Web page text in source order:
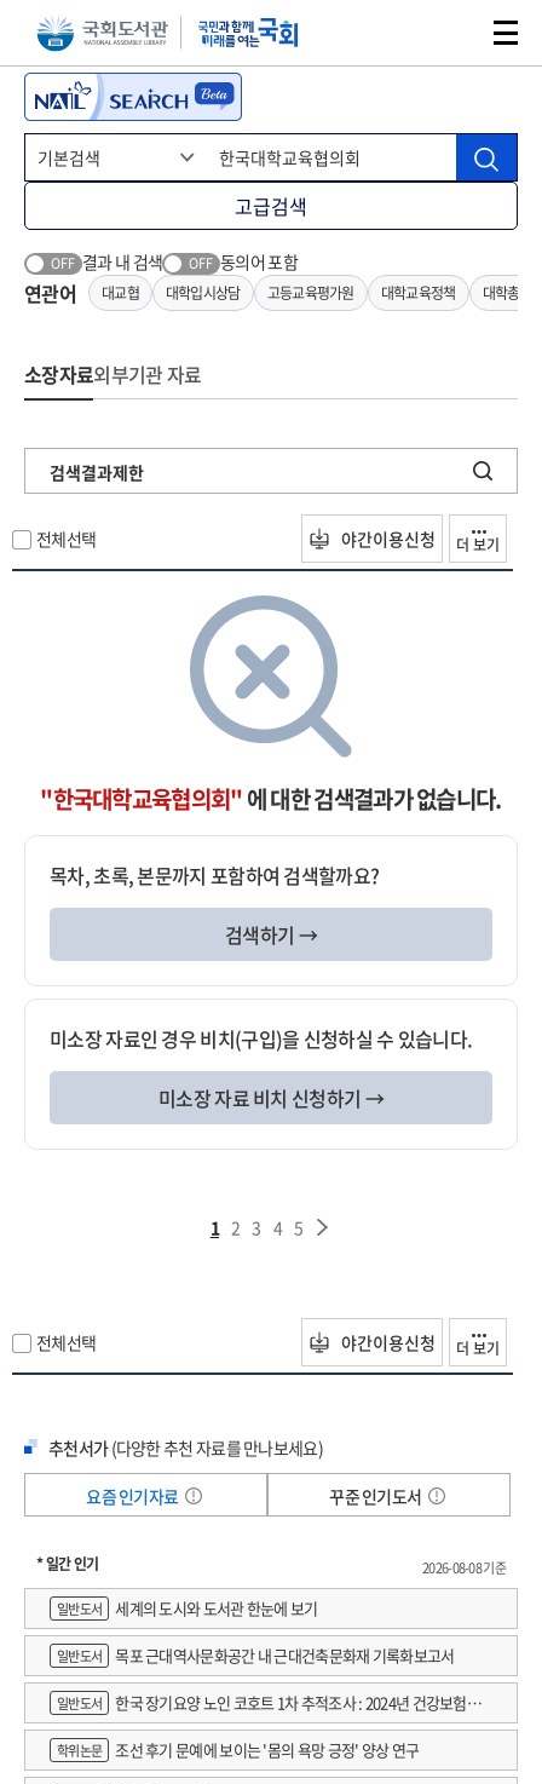
본문 바로가기주메뉴 바로가기
고급검색
OFF 결과 내 검색 OFF 동의어 포함
연관어 대교협 대학입시상담 고등교육평가원 대학교육정책 대학총장
소장자료외부기관 자료
검색결과제한
전체선택 야간이용신청 더 보기
"한국대학교육협의회"에 대한 검색결과가 없습니다.
목차, 초록, 본문까지 포함하여 검색할까요?
검색하기 →
미소장 자료인 경우 비치(구입)을 신청하실 수 있습니다.
미소장 자료 비치 신청하기 →
1 2 3 4 5
전체선택 야간이용신청 더 보기
추천서가(다양한 추천 자료를 만나보세요)
요즘 인기자료
꾸준 인기도서
* 일간 인기
2026-08-08 기준
일반도서
세계의 도시와 도서관 한눈에 보기
일반도서 목포 근대역사문화공간 내 근대건축문화재 기록화보고서
일반도서
한국 장기요양 노인 코호트 1차 추적조사 : 2024년 건강보험연
구원 정규연구보고서
학위논문 조선 후기 문예에 보이는 '몸의 욕망 긍정' 양상 연구